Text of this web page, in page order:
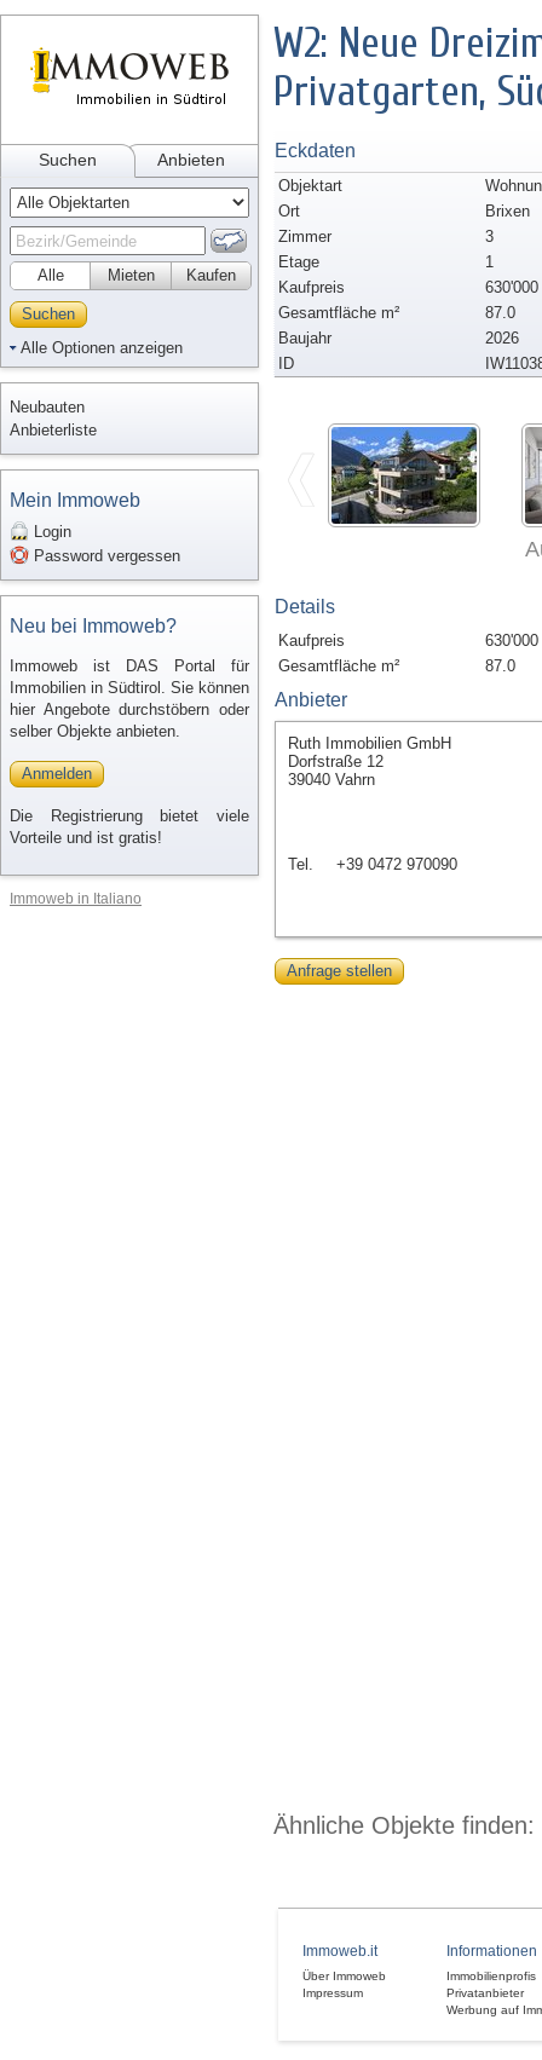
Suchen Anbieten
Alle Kaufen
Mieten
Suchen
Alle Optionen anzeigen
Neubauten
Anbieterliste
Mein Immoweb
Login
Password vergessen
Neu bei Immoweb?
Immoweb ist DAS Portal für
Immobilien in Südtirol. Sie können
hier Angebote durchstöbern oder
selber Objekte anbieten.
Anmelden
Die Registrierung bietet viele
Vorteile und ist gratis!
Immoweb in Italiano
W2: Neue
Privatgarten,
Eckdaten
Objektart
Ort
Brixen
Zimmer
3
Etage
1
Kaufpreis
630'000
Gesamtfläche m²
87.0
Baujahr
2026
ID
Details
Kaufpreis
630'000
Gesamtfläche m²
87.0
Anbieter
Ruth Immobilien GmbH
Dorfstraße 12
39040 Vahrn
Tel. +39 0472 970090
Anfrage stellen
Ähnliche Objekte finden:
Immoweb.it
Über Immoweb
Impressum
Informationen
Immobilienprofis
Privatanbieter
Werbung auf